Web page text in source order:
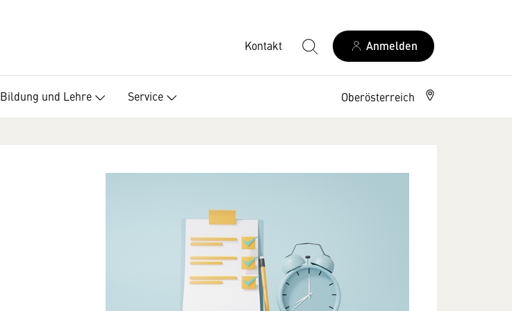
Kontakt Anmelden
Bildung und Lehre Service Oberösterreich